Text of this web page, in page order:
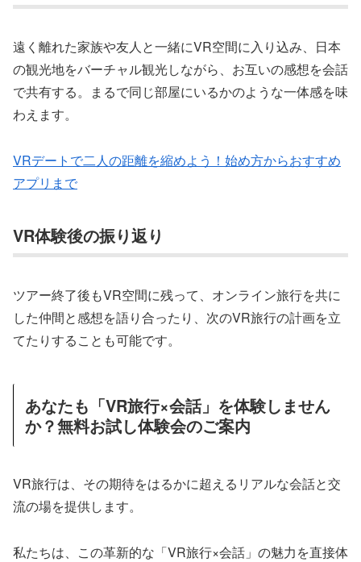
遠く離れた家族や友人と一緒にVR空間に入り込み、日本
の観光地をバーチャル観光しながら、お互いの感想を会話
で共有する。まるで同じ部屋にいるかのような一体感を味
わえます。
VRデートで二人の距離を縮めよう！始め方からおすすめ
アプリまで
VR体験後の振り返り
ツアー終了後もVR空間に残って、オンライン旅行を共に
した仲間と感想を語り合ったり、次のVR旅行の計画を立
てたりすることも可能です。
あなたも「VR旅行×会話」を体験しません
か？無料お試し体験会のご案内
VR旅行は、その期待をはるかに超えるリアルな会話と交
流の場を提供します。
私たちは、この革新的な「VR旅行×会話」の魅力を直接体